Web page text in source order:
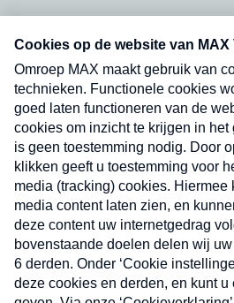
nieuwsbrief. Elke vrijdag- en
uw mailbox.
Nieuwsbrief